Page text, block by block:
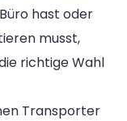
hast oder
musst,
richtige Wahl
Transporter